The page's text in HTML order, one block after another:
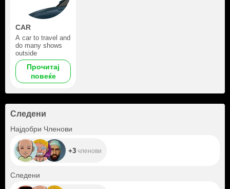
CAR
A car to travel and
do many shows
outside
Прочитај
повеќе
Следени
Најдобри Членови
+3 членови
Следени